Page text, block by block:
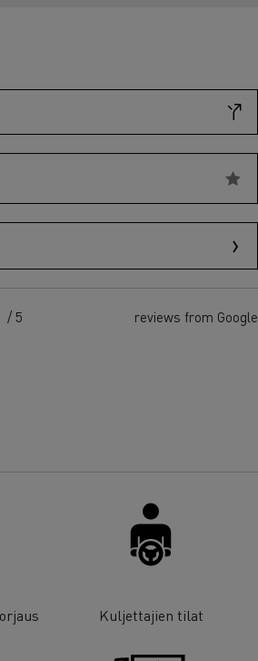
/ 5 reviews from Google
Kuljettajien tilat